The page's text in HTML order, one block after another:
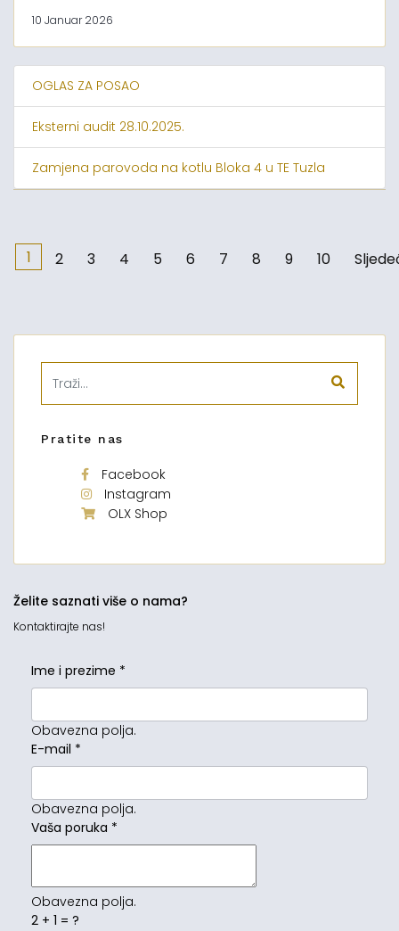
10 Januar 2026
OGLAS ZA POSAO
Eksterni audit 28.10.2025.
Zamjena parovoda na kotlu Bloka 4 u TE Tuzla
1 2 3 4 5 6 7 8 9 10
Pratite nas
Facebook
Instagram
OLX Shop
Želite saznati više o nama?
Kontaktirajte nas!
Ime i prezime *
Obavezna polja.
E-mail *
Obavezna polja.
Vaša poruka *
Obavezna polja.
2 + 1 = ?